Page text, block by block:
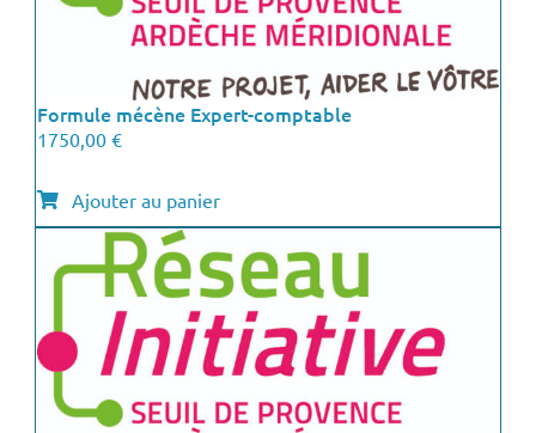
Formule mécène Expert-comptable
1750,00 €
Ajouter au panier